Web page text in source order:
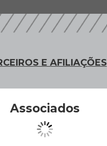
E AFILIAÇÕES
Associados